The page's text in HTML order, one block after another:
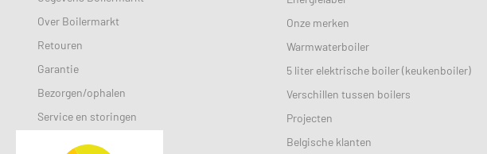
Over Boilermarkt
Retouren
Garantie
Bezorgen/ophalen
Service en storingen
Onze merken
Warmwaterboiler
5 liter elektrische boiler (keukenboiler)
Verschillen tussen boilers
Projecten
Belgische klanten